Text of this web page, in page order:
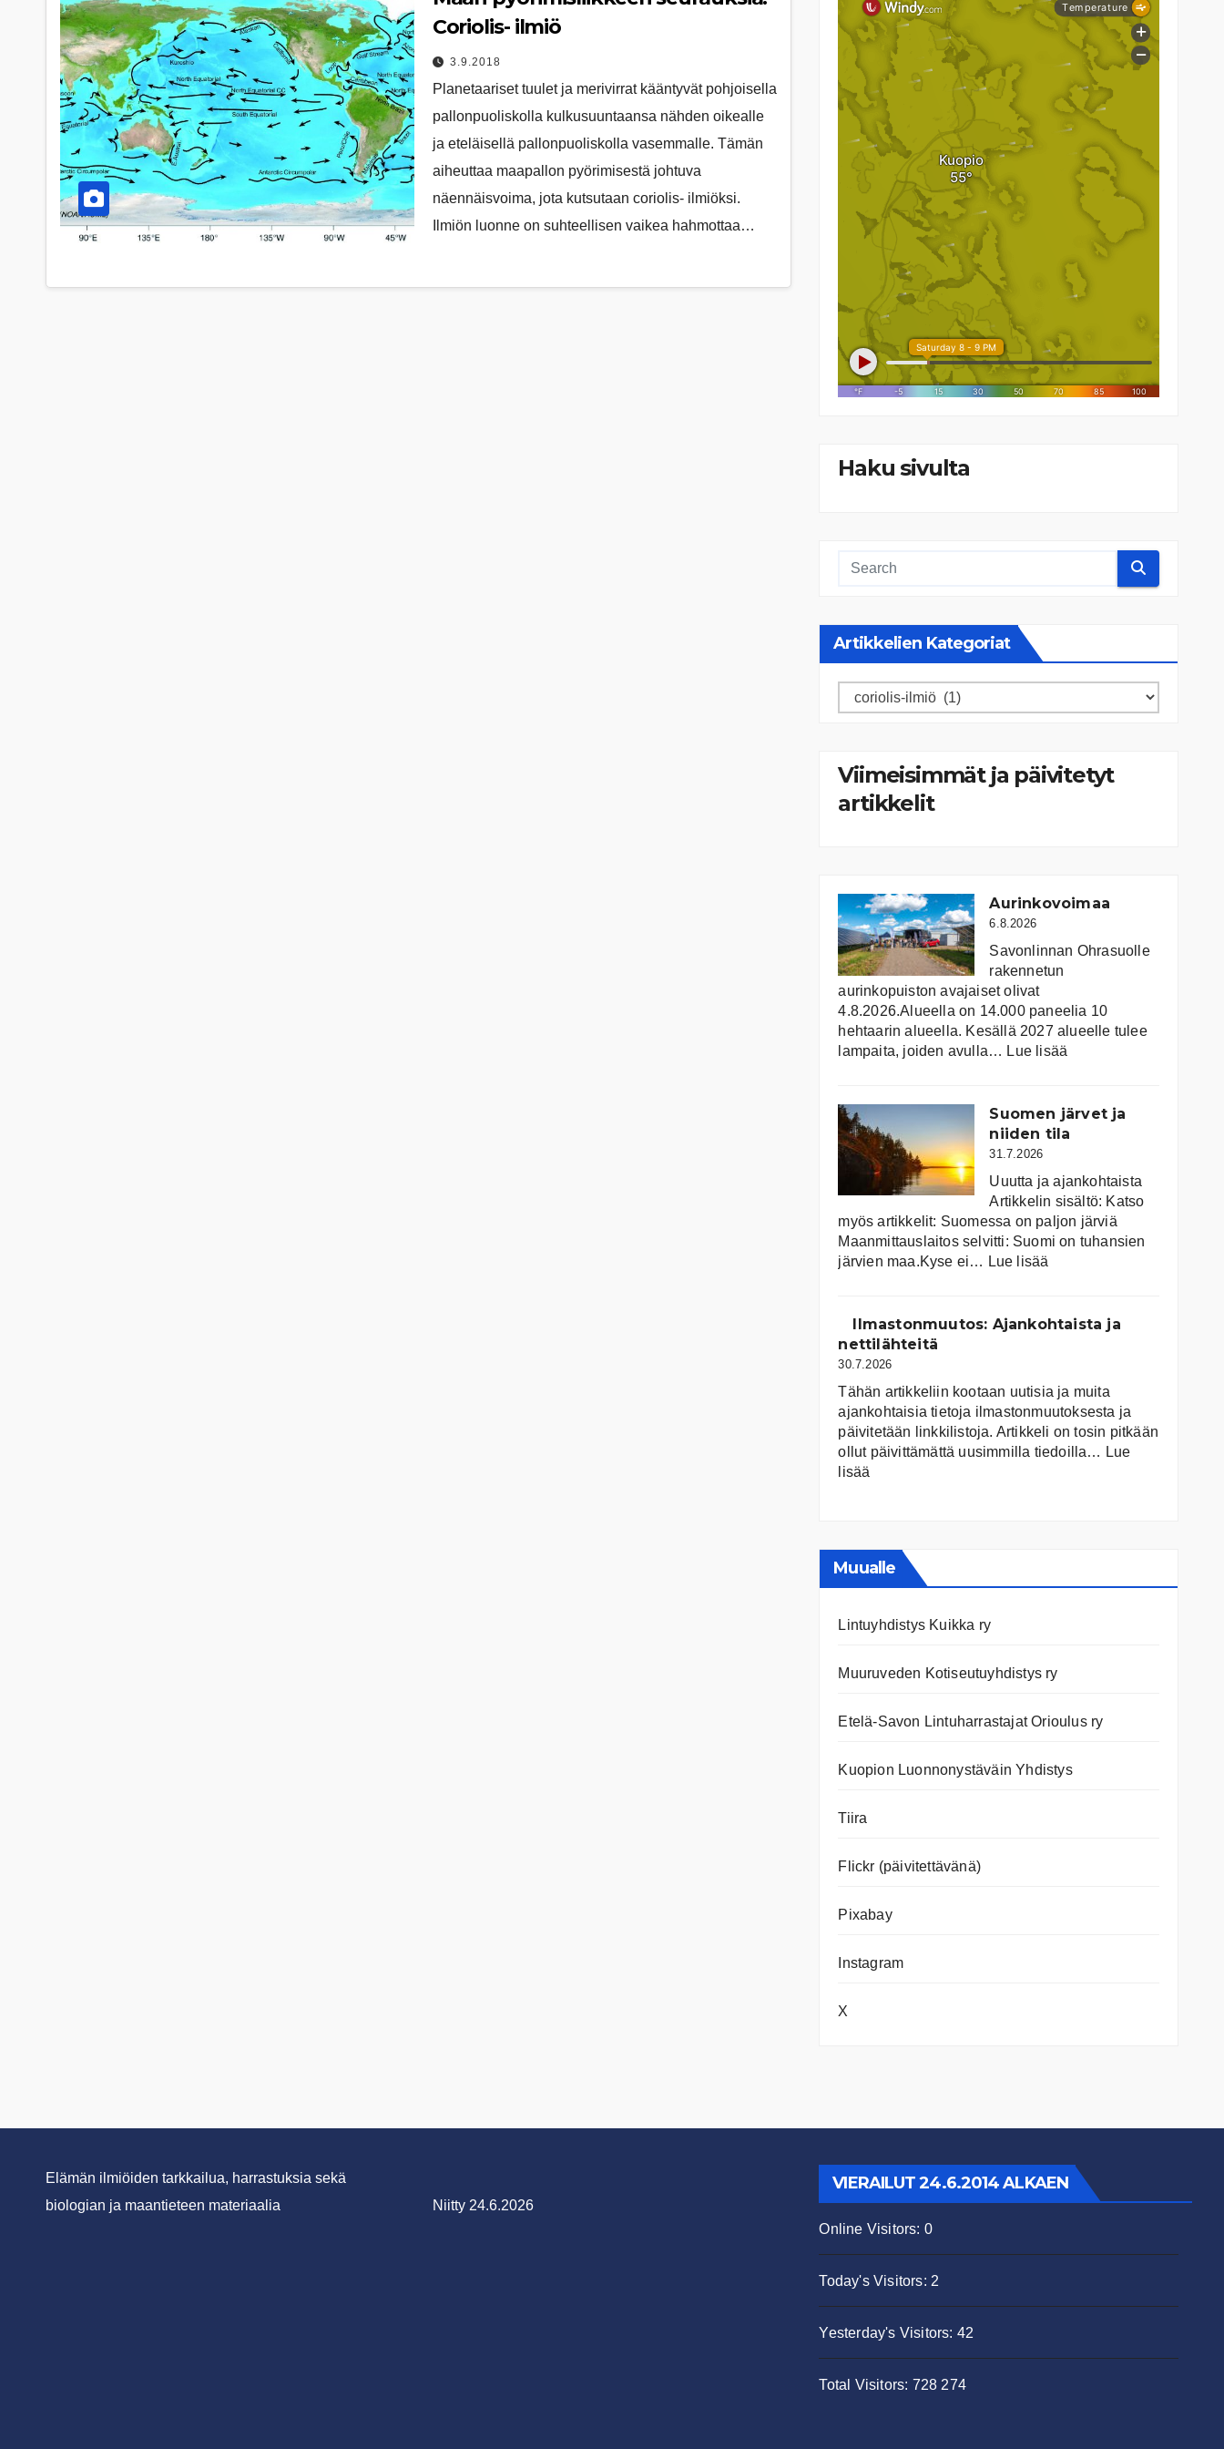
Coriolis- ilmiö
3.9.2018
Planetaariset tuulet ja merivirrat kääntyvät pohjoisella
pallonpuoliskolla kulkusuuntaansa nähden oikealle
ja eteläisellä pallonpuoliskolla vasemmalle. Tämän
aiheuttaa maapallon pyörimisestä johtuva
näennäisvoima, jota kutsutaan coriolis- ilmiöksi.
Ilmiön luonne on suhteellisen vaikea hahmottaa…
Haku sivulta
Artikkelien Kategoriat
Artikkelien
Viimeisimmät ja päivitetyt
artikkelit
Aurinkovoimaa
6.8.2026
Savonlinnan Ohrasuolle
rakennetun
aurinkopuiston avajaiset olivat
4.8.2026.Alueella on 14.000 paneelia 10
hehtaarin alueella. Kesällä 2027 alueelle tulee
lampaita, joiden avulla… Lue lisää
Suomen järvet ja
niiden tila
31.7.2026
Uuutta ja ajankohtaista
Artikkelin sisältö: Katso
myös artikkelit: Suomessa on pal­jon jär­viä
Maanmittauslaitos selvitti: Suomi on tuhansien
järvien maa.Kyse ei… Lue lisää
ja
Ilmastonmuutos: Ajankohtaista ja
nettilähteitä
30.7.2026
Tähän artikkeliin kootaan uutisia ja muita
ajankohtaisia tietoja ilmastonmuutoksesta ja
päivitetään linkkilistoja. Artikkeli on tosin pitkään
ollut päivittämättä uusimmilla tiedoilla… Lue
lisää
nettilähteitä
Muualle
Lintuyhdistys Kuikka ry
Muuruveden Kotiseutuyhdistys ry
Etelä-Savon Lintuharrastajat Orioulus ry
Kuopion Luonnonystäväin Yhdistys
Tiira
Flickr (päivitettävänä)
Pixabay
Instagram
X
Elämän ilmiöiden tarkkailua, harrastuksia sekä
biologian ja maantieteen materiaalia
Niitty 24.6.2026
VIERAILUT 24.6.2014 ALKAEN
Online Visitors: 0
Today's Visitors: 2
Yesterday's Visitors: 42
Total Visitors: 728 274